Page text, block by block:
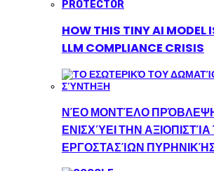
HOW THIS TINY AI MODEL
LLM COMPLIANCE CRISIS
ΝΈΟ ΜΟΝΤΈΛΟ
ΕΝΙΣΧΎΕΙ ΤΗΝ
ΕΡΓΟΣΤΑΣΊΩΝ